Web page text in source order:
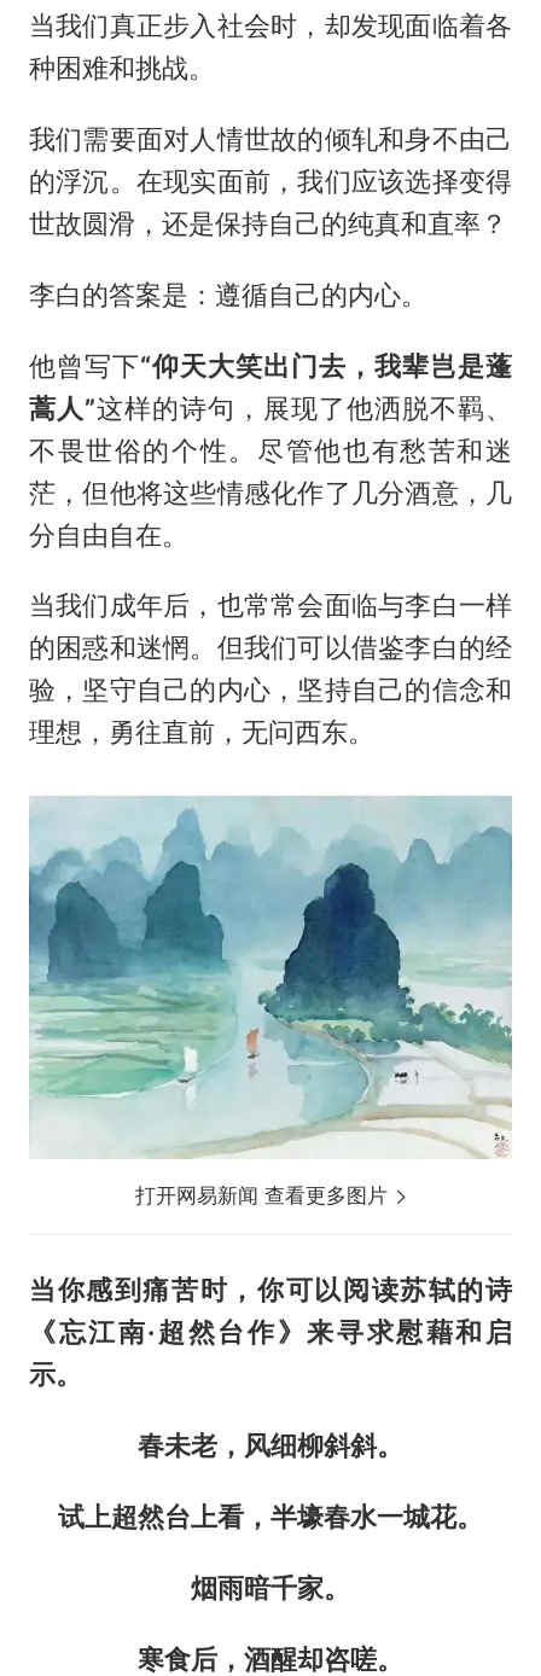
当我们真正步入社会时，却发现面临着各
种困难和挑战。
我们需要面对人情世故的倾轧和身不由己
的浮沉。在现实面前，我们应该选择变得
世故圆滑，还是保持自己的纯真和直率？
李白的答案是：遵循自己的内心。
他曾写下“仰天大笑出门去，我辈岂是蓬
蒿人”这样的诗句，展现了他洒脱不羁、
不畏世俗的个性。尽管他也有愁苦和迷
茫，但他将这些情感化作了几分酒意，几
分自由自在。
当我们成年后，也常常会面临与李白一样
的困惑和迷惘。但我们可以借鉴李白的经
验，坚守自己的内心，坚持自己的信念和
理想，勇往直前，无问西东。
打开网易新闻 查看更多图片
当你感到痛苦时，你可以阅读苏轼的诗
《忘江南·超然台作》来寻求慰藉和启
示。
春未老，风细柳斜斜。
试上超然台上看，半壕春水一城花。
烟雨暗千家。
寒食后，酒醒却咨嗟。